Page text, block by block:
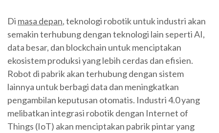
Di masa depan, teknologi robotik untuk industri akan
semakin terhubung dengan teknologi lain seperti AI,
data besar, dan blockchain untuk menciptakan
ekosistem produksi yang lebih cerdas dan efisien.
Robot di pabrik akan terhubung dengan sistem
lainnya untuk berbagi data dan meningkatkan
pengambilan keputusan otomatis. Industri 4.0 yang
melibatkan integrasi robotik dengan Internet of
Things (IoT) akan menciptakan pabrik pintar yang